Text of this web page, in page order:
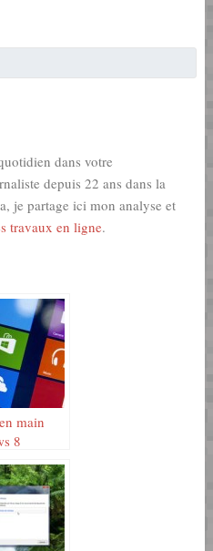
dans votre
depuis 22 ans dans la
je partage ici mon analyse et
travaux en ligne.
main
8